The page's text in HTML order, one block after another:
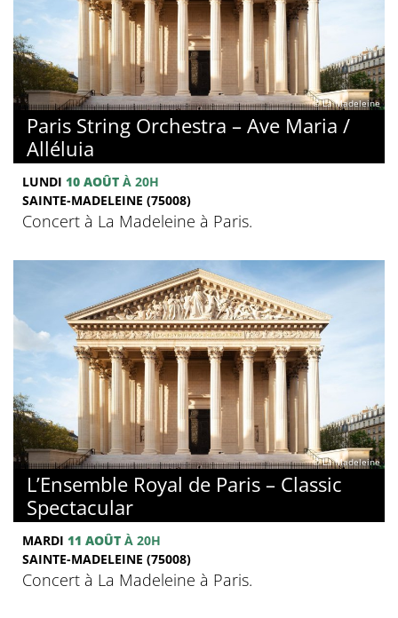
© La Madeleine
Paris String Orchestra – Ave Maria /
Alléluia
LUNDI 10 AOÛT À 20H
SAINTE-MADELEINE (75008)
Concert à La Madeleine à Paris.
© La Madeleine
L’Ensemble Royal de Paris – Classic
Spectacular
MARDI 11 AOÛT À 20H
SAINTE-MADELEINE (75008)
Concert à La Madeleine à Paris.